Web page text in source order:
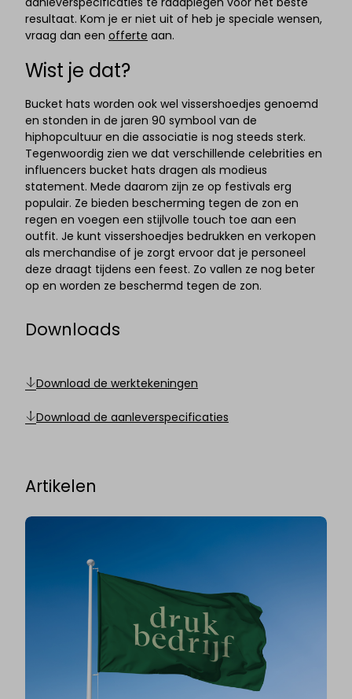
resultaat. Kom je er niet uit of heb je speciale wensen,
vraag dan een offerte aan.
Wist je dat?
Bucket hats worden ook wel vissershoedjes genoemd
en stonden in de jaren 90 symbool van de
hiphopcultuur en die associatie is nog steeds sterk.
Tegenwoordig zien we dat verschillende celebrities en
influencers bucket hats dragen als modieus
statement. Mede daarom zijn ze op festivals erg
populair. Ze bieden bescherming tegen de zon en
regen en voegen een stijlvolle touch toe aan een
outfit. Je kunt vissershoedjes bedrukken en verkopen
als merchandise of je zorgt ervoor dat je personeel
deze draagt tijdens een feest. Zo vallen ze nog beter
op en worden ze beschermd tegen de zon.
Downloads
Download de werktekeningen
Download de aanleverspecificaties
Artikelen